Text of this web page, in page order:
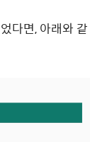
다면, 아래와 같